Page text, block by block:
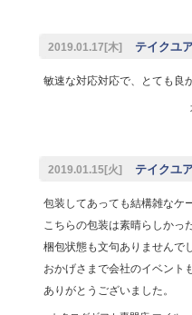
2019.01.17[木] テイクユ
敏速な対応対応で、とても良
2019.01.15[火] テイクユ
包装してあっても結構雑なケ
こちらの包装は素晴らしかっ
梱包状態も文句ありませんでし
おかげさまで会社のイベント
ありがとうございました。